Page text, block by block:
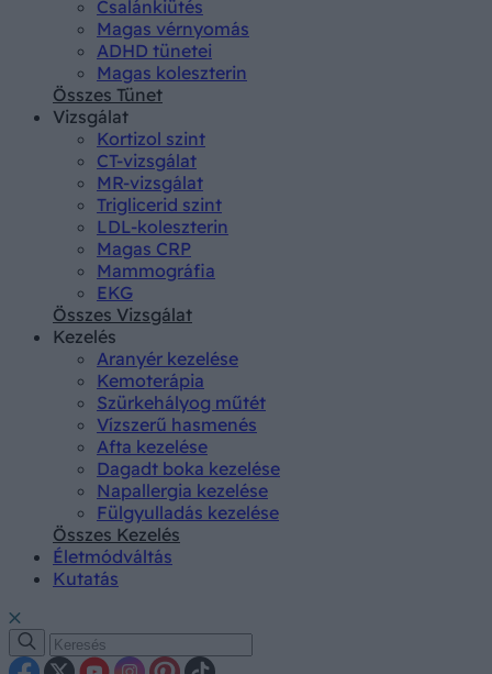
Csalánkiütés
Magas vérnyomás
ADHD tünetei
Magas koleszterin
Összes Tünet
Vizsgálat
Kortizol szint
CT-vizsgálat
MR-vizsgálat
Triglicerid szint
LDL-koleszterin
Magas CRP
Mammográfia
EKG
Összes Vizsgálat
Kezelés
Aranyér kezelése
Kemoterápia
Szürkehályog műtét
Vízszerű hasmenés
Afta kezelése
Dagadt boka kezelése
Napallergia kezelése
Fülgyulladás kezelése
Összes Kezelés
Életmódváltás
Kutatás